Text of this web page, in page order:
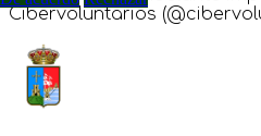
Cibervoluntarios